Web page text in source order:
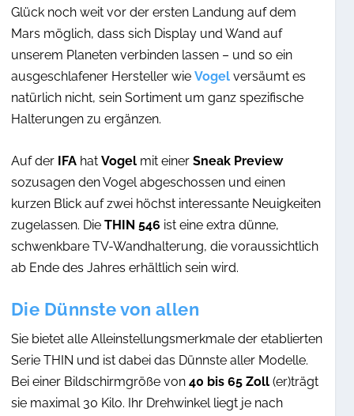
Glück noch weit vor der ersten Landung auf dem
Mars möglich, dass sich Display und Wand auf
unserem Planeten verbinden lassen – und so ein
ausgeschlafener Hersteller wie Vogel versäumt es
natürlich nicht, sein Sortiment um ganz spezifische
Halterungen zu ergänzen.
Auf der IFAhat Vogelmit einer Sneak Preview
sozusagen den Vogel abgeschossen und einen
kurzen Blick auf zwei höchst interessante Neuigkeiten
zugelassen. Die THIN 546 ist eine extra dünne,
schwenkbare TV-Wandhalterung, die voraussichtlich
ab Ende des Jahres erhältlich sein wird.
Die Dünnste von allen
Sie bietet alle Alleinstellungsmerkmale der etablierten
Serie THIN und ist dabei das Dünnste aller Modelle.
Bei einer Bildschirmgröße von 40 bis 65 Zoll(er)trägt
sie maximal 30 Kilo. Ihr Drehwinkel liegt je nach